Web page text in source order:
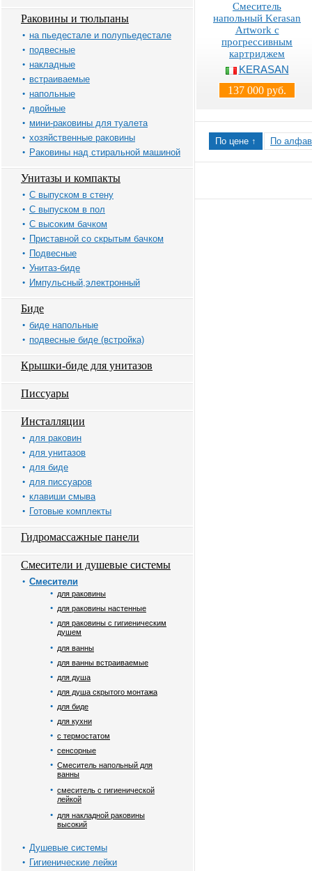
Раковины и тюльпаны
на пьедестале и полупьедестале
подвесные
накладные
встраиваемые
напольные
двойные
мини-раковины для туалета
хозяйственные раковины
Раковины над стиральной машиной
Унитазы и компакты
С выпуском в стену
С выпуском в пол
С высоким бачком
Приставной со скрытым бачком
Подвесные
Унитаз-биде
Импульсный,электронный
Биде
биде напольные
подвесные биде (встройка)
Крышки-биде для унитазов
Писсуары
Инсталляции
для раковин
для унитазов
для биде
для писсуаров
клавиши смыва
Готовые комплекты
Гидромассажные панели
Смесители и душевые системы
Смесители
для раковины
для раковины настенные
для раковины с гигиеническим
душем
для ванны
для ванны встраиваемые
для душа
для душа скрытого монтажа
для биде
для кухни
с термостатом
сенсорные
Смеситель напольный для
ванны
смеситель с гигиенической
лейкой
для накладной раковины
высокий
Душевые системы
Гигиенические лейки
Смеситель
напольный Kerasan
Artwork с
прогрессивным
картриджем
KERASAN
137 000 руб.
По цене ↑ По